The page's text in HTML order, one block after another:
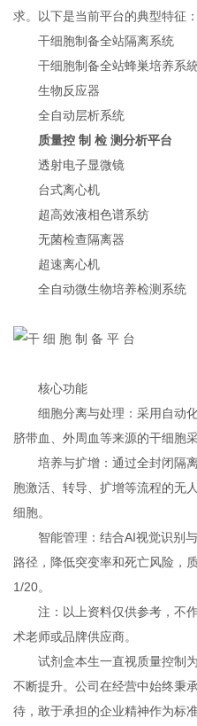
求。以下是当前平台的典型特征：
干细胞制备全站隔离系统
干细胞制备全站蜂巣培养系統
生物反应器
全自动层析系统
质量控 制 检 测分析平台
透射电子显微镜
台式离心机
超高效液相色谱系纺
无菌检查隔离器
超速离心机
全自动微生物培养检测系统
核心功能
细胞分离与处理‌：采用自动化
脐带血、外周血等来源的干细胞
培养与扩增‌：通过全封闭隔离
胞激活、转导、扩增等流程的无
细胞。 ‌
智能管理‌：结合AI视觉识别与
路径，降低突变率和死亡风险，
1/20。 ‌
注：以上资料仅供参考，不作
术老师或品牌供应商。
试剂盒本生一直视质量控制为
不断提升。公司在经营中始终秉
待，敢于承担的企业精神作为标